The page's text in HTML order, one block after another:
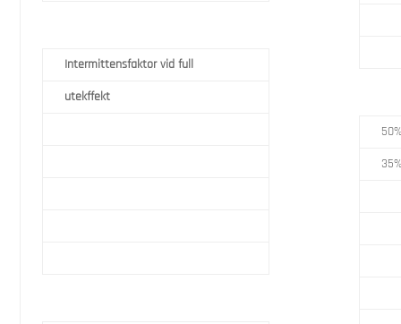
Intermittensfaktor vid full
utekffekt